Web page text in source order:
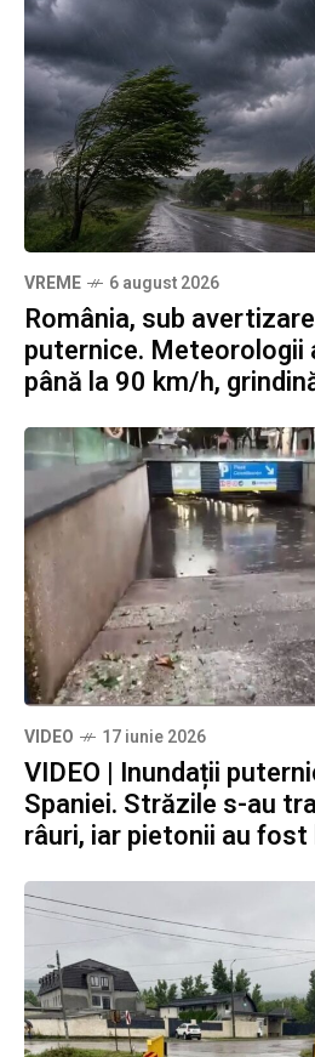
VREME 6 august 2026
România, sub
puternice. Meteorologii
până la 90 km/h,
VIDEO 17 iunie 2026
VIDEO | Inundații
Spaniei. Străzile s-au
râuri, iar pietonii au